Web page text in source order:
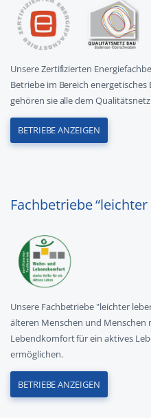
Unsere Zertifizierten
Betriebe im Bereich energetisches
gehören sie alle dem
BETRIEBE ANZEIGEN
Fachbetriebe “leichter
Unsere Fachbetriebe "leichter
älteren Menschen und Menschen
Lebendkomfort für ein aktives
ermöglichen.
BETRIEBE ANZEIGEN